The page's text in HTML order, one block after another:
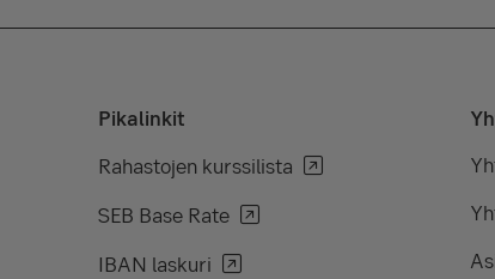
Pikalinkit
Rahastojen kurssilista
SEB Base Rate
IBAN laskuri